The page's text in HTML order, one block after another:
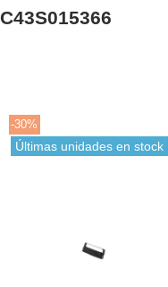
C43S015366
-30%
Últimas unidades en stock